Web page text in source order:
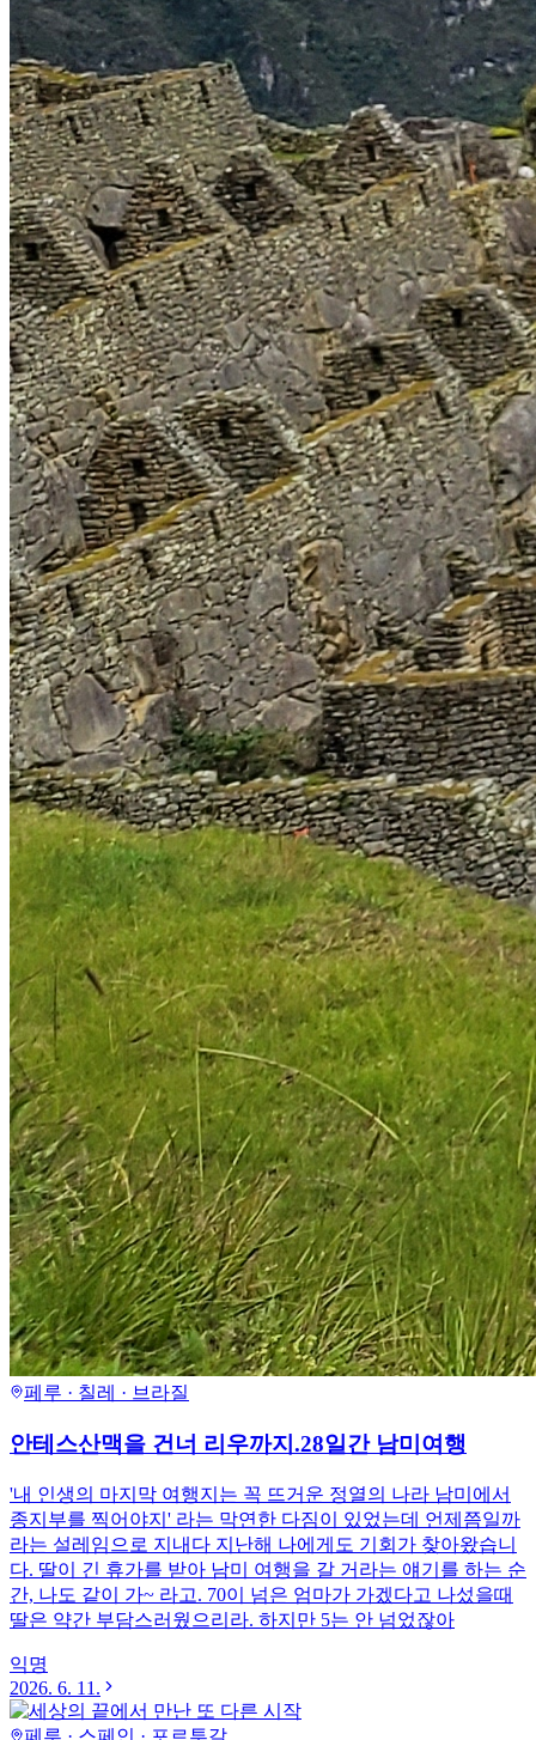
페루 · 칠레 · 브라질
안테스산맥을 건너 리우까지.28일간 남미여행
'내 인생의 마지막 여행지는 꼭 뜨거운 정열의 나라 남미에서
종지부를 찍어야지' 라는 막연한 다짐이 있었는데 언제쯤일까
라는 설레임으로 지내다 지난해 나에게도 기회가 찾아왔습니
다. 딸이 긴 휴가를 받아 남미 여행을 갈 거라는 얘기를 하는 순
간, 나도 같이 가~ 라고. 70이 넘은 엄마가 가겠다고 나섰을때
딸은 약간 부담스러웠으리라. 하지만 5는 안 넘었잖아
익명
2026. 6. 11.
페루 · 스페인 · 포르투갈